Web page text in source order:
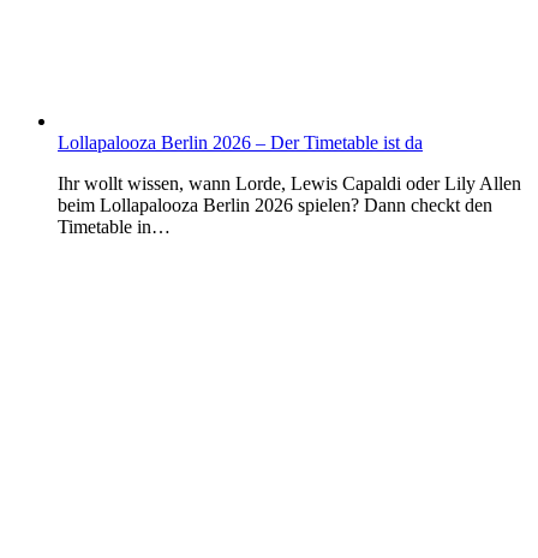
Lollapalooza Berlin 2026 – Der Timetable ist da
Ihr wollt wissen, wann Lorde, Lewis Capaldi oder Lily Allen
beim Lollapalooza Berlin 2026 spielen? Dann checkt den
Timetable in…